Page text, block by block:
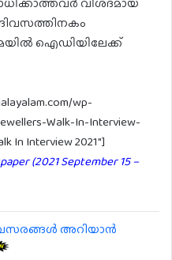
ഐഡിയിലേക്ക്
wp-
Walk-In-Interview-
In Interview 2021″]
(2021 September 15 –
അറിയാൻ